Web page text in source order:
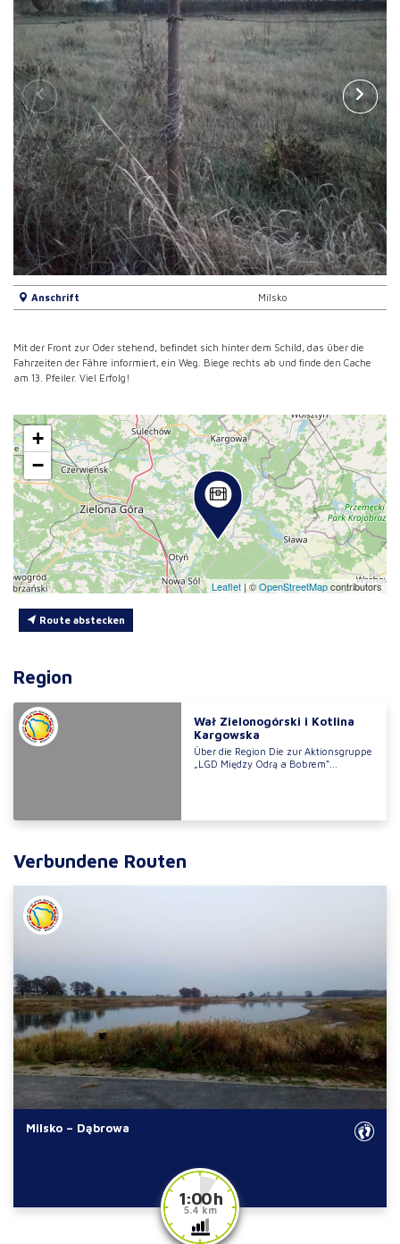
Anschrift Milsko
Mit der Front zur Oder stehend, befindet sich hinter dem Schild, das über die
Fahrzeiten der Fähre informiert, ein Weg. Biege rechts ab und finde den Cache
am 13. Pfeiler. Viel Erfolg!
+
−
Leaflet | ©OpenStreetMapcontributors
Route abstecken
Region
Wał Zielonogórski i Kotlina
Kargowska
Über die Region Die zur Aktionsgruppe
„LGD Między Odrą a Bobrem“...
Verbundene Routen
Milsko – Dąbrowa
1:00 h
5.4 km